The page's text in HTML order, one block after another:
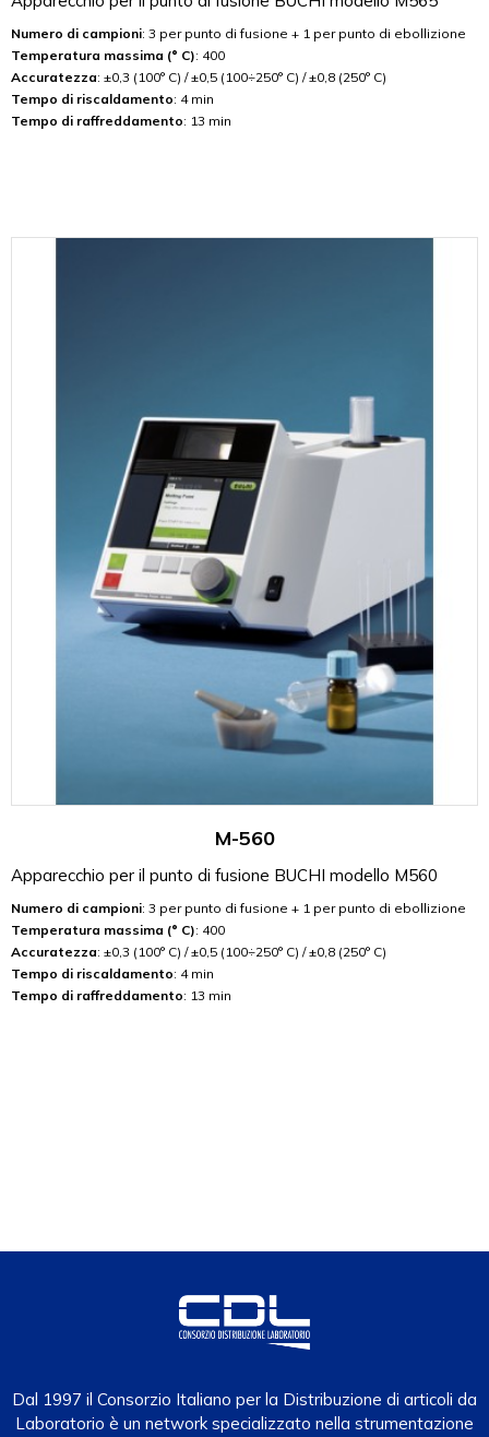
Numero di campioni: 3 per punto di fusione + 1 per punto di ebollizione
Temperatura massima (° C): 400
Accuratezza: ±0,3 (100° C) / ±0,5 (100÷250° C) / ±0,8 (250° C)
Tempo di riscaldamento: 4 min
Tempo di raffreddamento: 13 min
M-560
Apparecchio per il punto di fusione BUCHI modello M560
Numero di campioni: 3 per punto di fusione + 1 per punto di ebollizione
Temperatura massima (° C): 400
Accuratezza: ±0,3 (100° C) / ±0,5 (100÷250° C) / ±0,8 (250° C)
Tempo di riscaldamento: 4 min
Tempo di raffreddamento: 13 min
Dal 1997 il Consorzio Italiano per la Distribuzione di articoli da
Laboratorio è un network specializzato nella strumentazione